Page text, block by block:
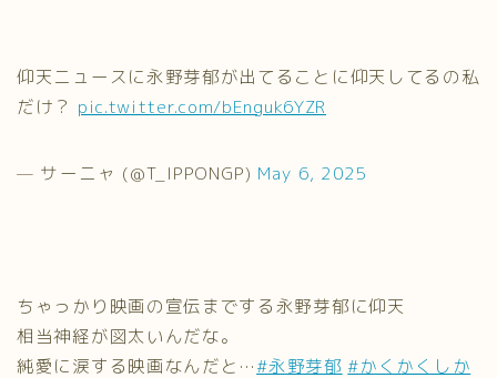
仰天ニュースに永野芽郁が出てることに仰天してるの私
だけ？ pic.twitter.com/bEnguk6YZR
— サーニャ (@T_IPPONGP) May 6, 2025
ちゃっかり映画の宣伝までする永野芽郁に仰天
相当神経が図太いんだな。
純愛に涙する映画なんだと…#永野芽郁 #かくかくしか